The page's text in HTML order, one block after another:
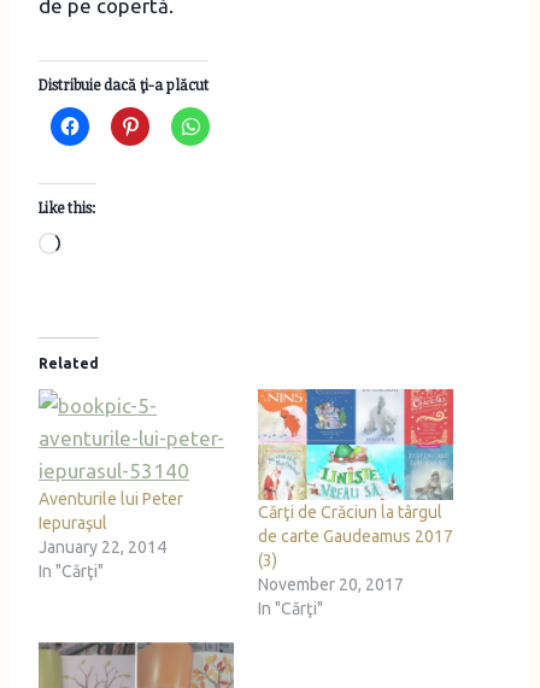
de pe copertă.
Distribuie dacă ţi-a plăcut
Like this:
L
d
i
n
g
…
Related
Aventurile lui Peter
Iepuraşul
January 22, 2014
In "Cărţi"
Cărţi de Crăciun la târgul
de carte Gaudeamus 2017
(3)
November 20, 2017
In "Cărţi"